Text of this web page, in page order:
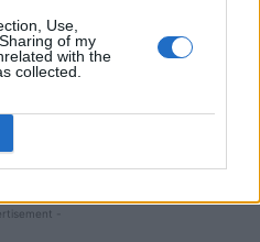
Use,
of my
with the
collected.
a mers în Rusia
HotNews.ro. La
Ionescu ar urma
la „Libertatea”,
șef Dan Duca
-